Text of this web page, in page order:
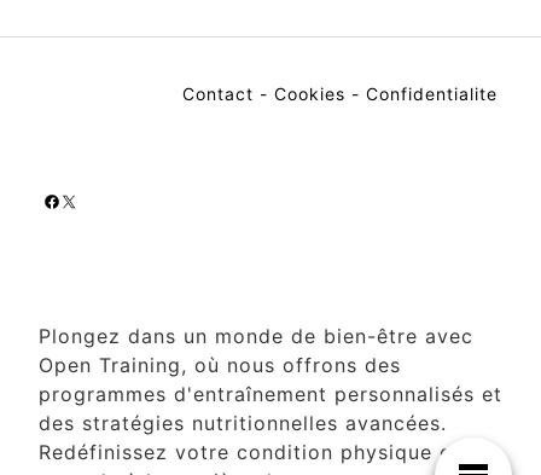
Contact - Cookies - Confidentialite
Facebook
X
Plongez dans un monde de bien-être avec
Open Training, où nous offrons des
programmes d'entraînement personnalisés et
des stratégies nutritionnelles avancées.
Redéfinissez votre condition physique et